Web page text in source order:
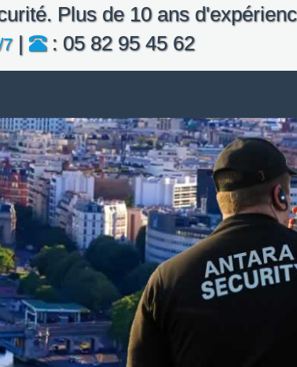
Plus de 10 ans
| : 05 82 95 45 62